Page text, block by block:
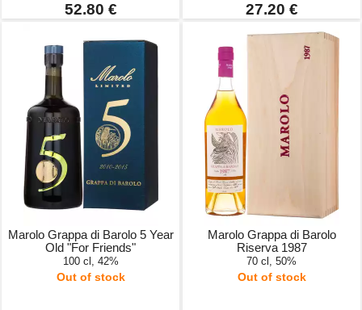
52.80 € 27.20 €
Marolo Grappa di Barolo 5 Year
Old "For Friends"
100 cl, 42%
Out of stock
Marolo Grappa di Barolo
Riserva 1987
70 cl, 50%
Out of stock